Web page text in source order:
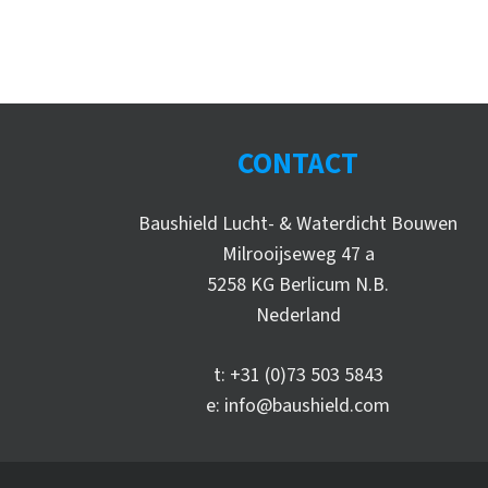
CONTACT
Baushield Lucht- & Waterdicht Bouwen
Milrooijseweg 47 a
5258 KG Berlicum N.B.
Nederland
t: +31 (0)73 503 5843
e: info@baushield.com